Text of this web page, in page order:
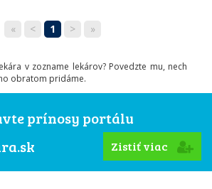
« < 1 > »
v zozname lekárov? Povedzte mu, nech
obratom pridáme.
prínosy portálu
Zistiť viac